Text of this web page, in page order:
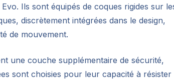
Ils sont équipés de coques rigides sur
discrètement intégrées dans le design,
de mouvement.
une couche supplémentaire de sécurité,
sont choisies pour leur capacité à résister